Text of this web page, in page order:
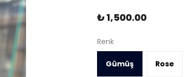
₺ 1,500.00
Renk
Gümüş Rose